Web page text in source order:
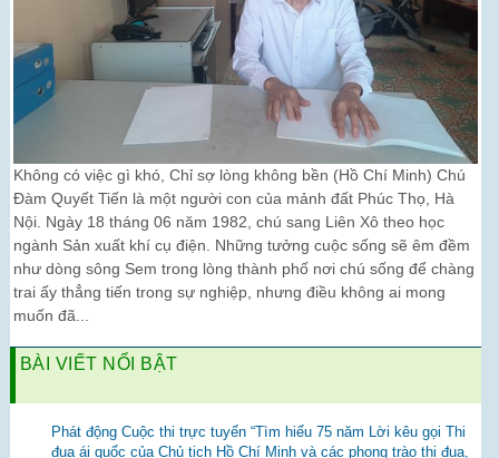
Không có việc gì khó, Chỉ sợ lòng không bền (Hồ Chí Minh) Chú
Đàm Quyết Tiến là một người con của mảnh đất Phúc Thọ, Hà
Nội. Ngày 18 tháng 06 năm 1982, chú sang Liên Xô theo học
ngành Sản xuất khí cụ điện. Những tưởng cuộc sống sẽ êm đềm
như dòng sông Sem trong lòng thành phố nơi chú sống để chàng
trai ấy thẳng tiến trong sự nghiệp, nhưng điều không ai mong
muốn đã...
BÀI VIẾT NỔI BẬT
Phát động Cuộc thi trực tuyến “Tìm hiểu 75 năm Lời kêu gọi Thi
đua ái quốc của Chủ tịch Hồ Chí Minh và các phong trào thi đua,